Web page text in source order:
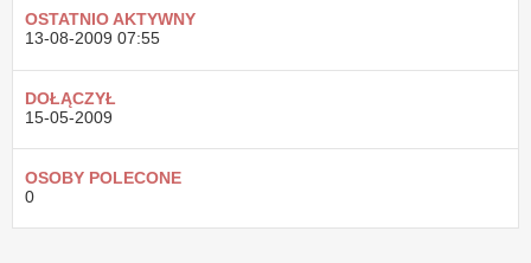
OSTATNIO AKTYWNY
13-08-2009 07:55
DOŁĄCZYŁ
15-05-2009
OSOBY POLECONE
0